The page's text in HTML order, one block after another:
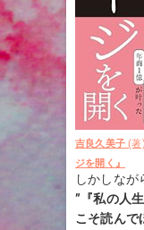
吉良久美子 (著)
ジを開く』
しかしなが
”『私の人
こそ読んで